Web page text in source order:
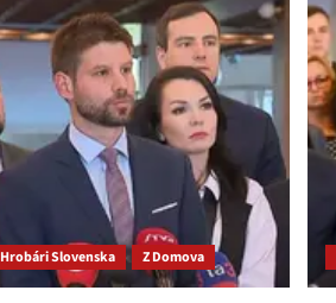
Hrobári Slovenska Z Domova